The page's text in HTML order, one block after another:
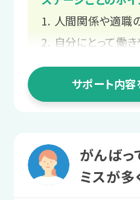
環境や仕事内容と
ます。
3 就職活
書類作成や面接など
動がスタートします。
や、職場で強みに
を一緒に整理しま
2 職場実
働く自信を
職場実習を通して、
人間関係や適職
自分にとって働
長く働ける職場を
職場で起きる困
人間関係や
サポート内容
がんばっ
ミスが